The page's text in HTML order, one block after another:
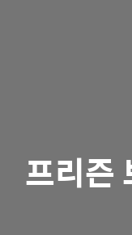
프리즌